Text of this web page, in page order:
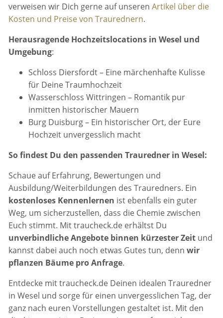
verweisen wir Dich gerne auf unserenArtikel über die
Kosten und Preise von Traurednern.
Herausragende Hochzeitslocations in Wesel und
Umgebung:
Schloss Diersfordt – Eine märchenhafte Kulisse
für Deine Traumhochzeit
Wasserschloss Wittringen – Romantik pur
inmitten historischer Mauern
Burg Duisburg – Ein historischer Ort, der Eure
Hochzeit unvergesslich macht
So findest Du den passenden Trauredner in Wesel:
Schaue auf Erfahrung, Bewertungen und
Ausbildung/Weiterbildungen des Trauredners. Ein
kostenloses Kennenlernen ist ebenfalls ein guter
Weg, um sicherzustellen, dass die Chemie zwischen
Euch stimmt. Mit traucheck.de erhältst Du
unverbindliche Angebote binnen kürzester Zeit und
kannst dabei auch noch etwas Gutes tun, dennwir
pflanzen Bäume pro Anfrage.
Entdecke mit traucheck.de Deinen idealen Trauredner
in Wesel und sorge für einen unvergesslichen Tag, der
ganz nach euren Vorstellungen gestaltet ist. Mit den